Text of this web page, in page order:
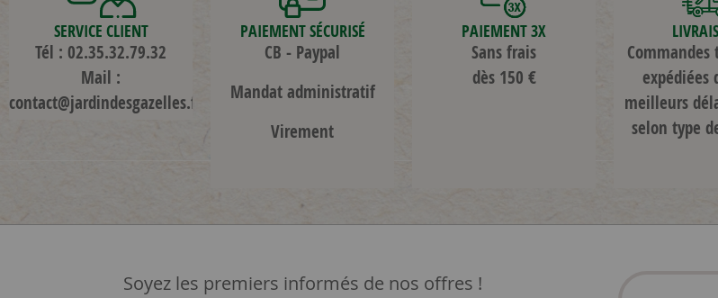
SERVICE CLIENT
Tél : 02.35.32.79.32
Mail :
contact@jardindesgazelles.fr
PAIEMENT SÉCURISÉ
CB - Paypal
Mandat administratif
Virement
PAIEMENT 3X
Sans frais
dès 150 €
expédiées
meilleurs
selon type
Soyez les premiers informés de nos offres !